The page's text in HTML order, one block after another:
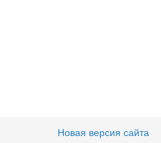
Новая версия сайта
Товары для праздника/